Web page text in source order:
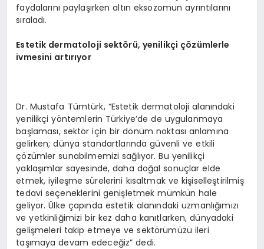
faydalarını paylaşırken altın eksozomun ayrıntılarını
sıraladı.
Estetik dermatoloji sektörü, yenilikçi çözümlerle
ivmesini artırıyor
Dr. Mustafa Tümtürk, “Estetik dermatoloji alanındaki
yenilikçi yöntemlerin Türkiye’de de uygulanmaya
başlaması, sektör için bir dönüm noktası anlamına
gelirken; dünya standartlarında güvenli ve etkili
çözümler sunabilmemizi sağlıyor. Bu yenilikçi
yaklaşımlar sayesinde, daha doğal sonuçlar elde
etmek, iyileşme sürelerini kısaltmak ve kişiselleştirilmiş
tedavi seçeneklerini genişletmek mümkün hale
geliyor. Ülke çapında estetik alanındaki uzmanlığımızı
ve yetkinliğimizi bir kez daha kanıtlarken, dünyadaki
gelişmeleri takip etmeye ve sektörümüzü ileri
taşımaya devam edeceğiz” dedi.